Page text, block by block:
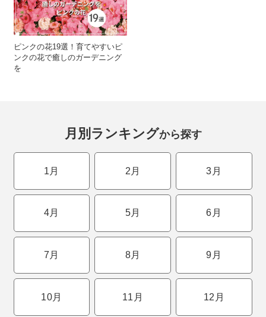
ピンクの花19選！育てやすいピ
ンクの花で癒しのガーデニング
を
月別ランキングから探す
1月 2月 3月
4月 5月 6月
7月 8月 9月
10月 11月 12月